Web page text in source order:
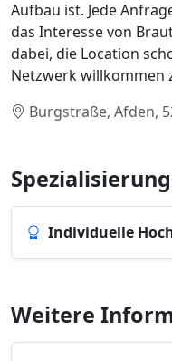
Aufbau ist. Jede
das Interesse von
dabei, die Location
Netzwerk willkommen
Burgstraße, Afden,
Individuelle
Weitere